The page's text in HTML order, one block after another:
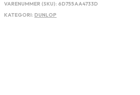
VARENUMMER (SKU): 6D755AA4733D
KATEGORI: DUNLOP